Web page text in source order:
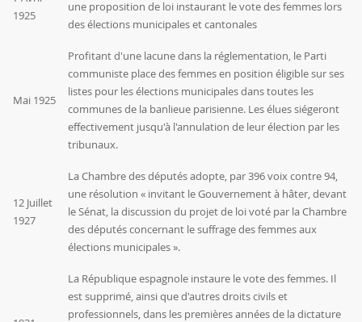
1925
une proposition de loi instaurant le vote des femmes lors
des élections municipales et cantonales
Mai 1925
Profitant d'une lacune dans la réglementation, le Parti
communiste place des femmes en position éligible sur ses
listes pour les élections municipales dans toutes les
communes de la banlieue parisienne. Les élues siégeront
effectivement jusqu'à l'annulation de leur élection par les
tribunaux.
12 Juillet
1927
La Chambre des députés adopte, par 396 voix contre 94,
une résolution « invitant le Gouvernement à hâter, devant
le Sénat, la discussion du projet de loi voté par la Chambre
des députés concernant le suffrage des femmes aux
élections municipales ».
La République espagnole instaure le vote des femmes. Il
est supprimé, ainsi que d'autres droits civils et
professionnels, dans les premières années de la dictature